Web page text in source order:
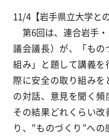
11/4【岩手県立大学と
第6回は、連合岩手
議会議長）が、「もの
組み」と題して講義
際に安全の取り組みを
の対話、意見を聞く頻
その結果どれくらい
り、”ものづくり”へ